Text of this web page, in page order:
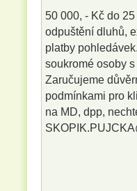
50 000, - Kč do
odpuštění dluhů,
platby
soukromé osoby
Zaručujeme
podmínkami pro
na MD, dpp,